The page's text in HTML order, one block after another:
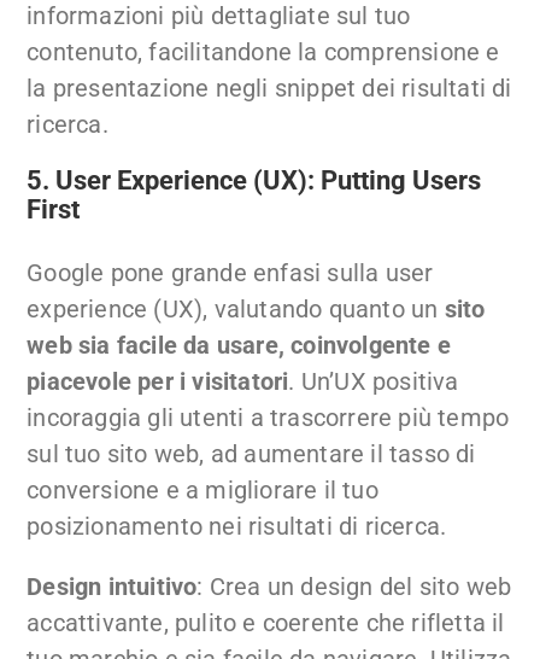
informazioni più dettagliate sul tuo
contenuto, facilitandone la comprensione e
la presentazione negli snippet dei risultati di
ricerca.
5. User Experience (UX): Putting Users
First
Google pone grande enfasi sulla user
experience (UX), valutando quanto un sito
web sia facile da usare, coinvolgente e
piacevole per i visitatori. Un’UX positiva
incoraggia gli utenti a trascorrere più tempo
sul tuo sito web, ad aumentare il tasso di
conversione e a migliorare il tuo
posizionamento nei risultati di ricerca.
Design intuitivo: Crea un design del sito web
accattivante, pulito e coerente che rifletta il